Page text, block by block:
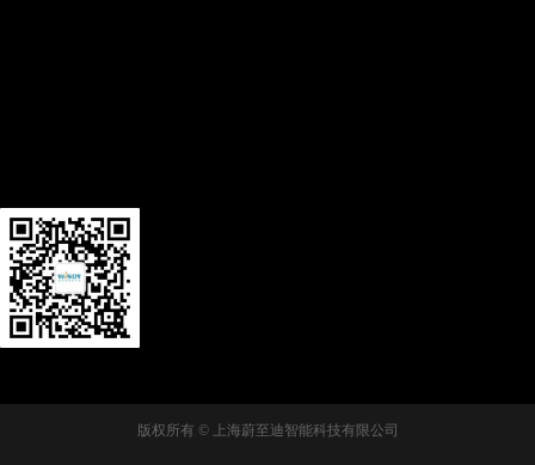
版权所有 © 上海蔚至迪智能科技有限公司